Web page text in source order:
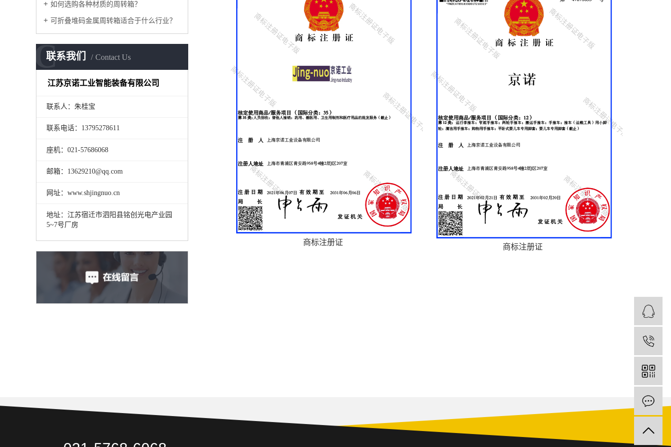
如何选购各种材质的周转箱？
可折叠堆码金属周转箱适合于什么行业？
联系我们 Contact Us
C
江苏京诺工业智能装备有限公司
联系人：朱桂宝
联系电话：13795278611
座机：021-57686068
邮箱：13629210@qq.com
网址：www.shjingnuo.cn
地址：江苏宿迁市泗阳县铭创光电产业园
5~7号厂房
商标注册证
商标注册证